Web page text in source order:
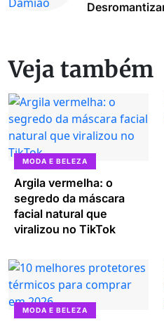
Veja também
MODA E BELEZA
Argila vermelha: o
segredo da máscara
facial natural que
viralizou no TikTok
MODA E BELEZA